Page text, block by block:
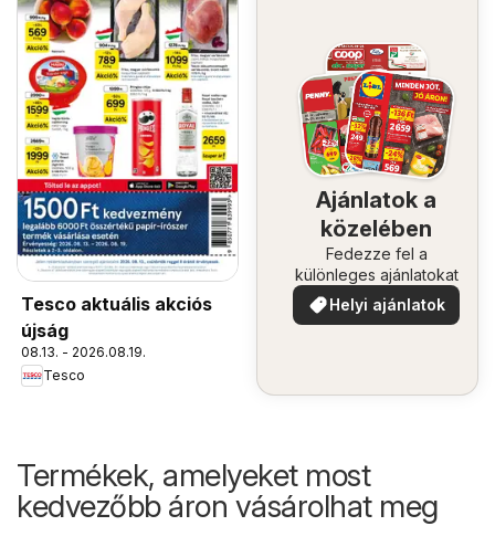
Tesco aktuális akciós
újság
08.13. - 2026.08.19.
Tesco
Ajánlatok a
közelében
Fedezze fel a
különleges ajánlatokat
Helyi ajánlatok
Termékek, amelyeket most
kedvezőbb áron vásárolhat meg